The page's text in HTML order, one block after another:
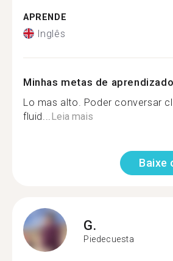
APRENDE
Inglês
Minhas metas de aprendizado
Lo mas alto. Poder conversar
fluid... Leia mais
Baixe
G.
Piedecuesta